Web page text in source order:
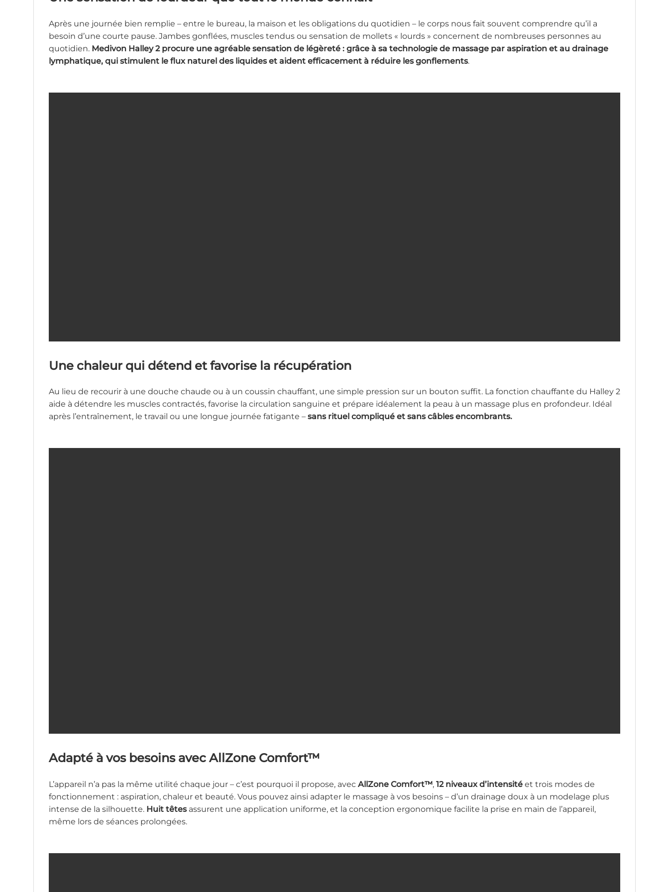
Après une journée bien remplie – entre le bureau, la maison et les obligations du quotidien – le corps nous fait souvent comprendre qu’il a
besoin d’une courte pause. Jambes gonflées, muscles tendus ou sensation de mollets « lourds » concernent de nombreuses personnes au
quotidien. Medivon Halley 2 procure une agréable sensation de légèreté : grâce à sa technologie de massage par aspiration et au drainage
lymphatique, qui stimulent le flux naturel des liquides et aident efficacement à réduire les gonflements.
Une chaleur qui détend et favorise la récupération
Au lieu de recourir à une douche chaude ou à un coussin chauffant, une simple pression sur un bouton suffit. La fonction chauffante du Halley 2
aide à détendre les muscles contractés, favorise la circulation sanguine et prépare idéalement la peau à un massage plus en profondeur. Idéal
après l’entraînement, le travail ou une longue journée fatigante – sans rituel compliqué et sans câbles encombrants.
Adapté à vos besoins avec AllZone Comfort™
L’appareil n’a pas la même utilité chaque jour – c’est pourquoi il propose, avec AllZone Comfort™, 12 niveaux d’intensité et trois modes de
fonctionnement : aspiration, chaleur et beauté. Vous pouvez ainsi adapter le massage à vos besoins – d’un drainage doux à un modelage plus
intense de la silhouette. Huit têtesassurent une application uniforme, et la conception ergonomique facilite la prise en main de l’appareil,
même lors de séances prolongées.